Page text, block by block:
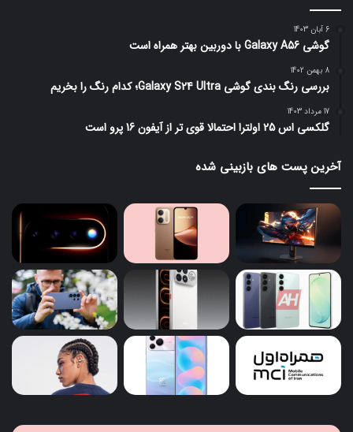
6 آبان 1403
گوشی Galaxy A56 با دوربین بهتر همراه است
8 بهمن 1402
بررسی رنگ بندی گوشی Galaxy S24 Ultra؛ کدام رنگ را بخریم
17 مرداد 1403
گلکسی اس 25 اولترا احتمالا قوی تر از آیفون 16 پرو است
آخرین پست های بازبینی شده